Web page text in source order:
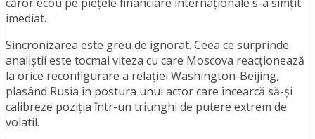
imediat.
Sincronizarea este greu de ignorat. Ceea ce surprinde
analiștii este tocmai viteza cu care Moscova reacționează
la orice reconfigurare a relației Washington-Beijing,
plasând Rusia în postura unui actor care încearcă să-și
calibreze poziția într-un triunghi de putere extrem de
volatil.